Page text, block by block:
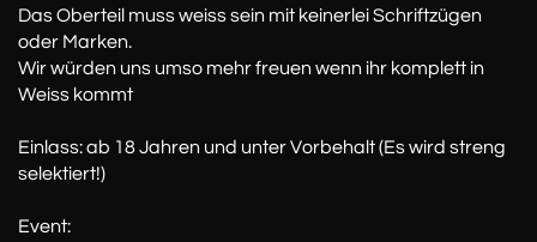
Das Oberteil muss weiss sein mit keinerlei Schriftzügen
oder Marken.
Wir würden uns umso mehr freuen wenn ihr komplett in
Weiss kommt
Einlass: ab 18 Jahren und unter Vorbehalt (Es wird streng
selektiert!)
Event: